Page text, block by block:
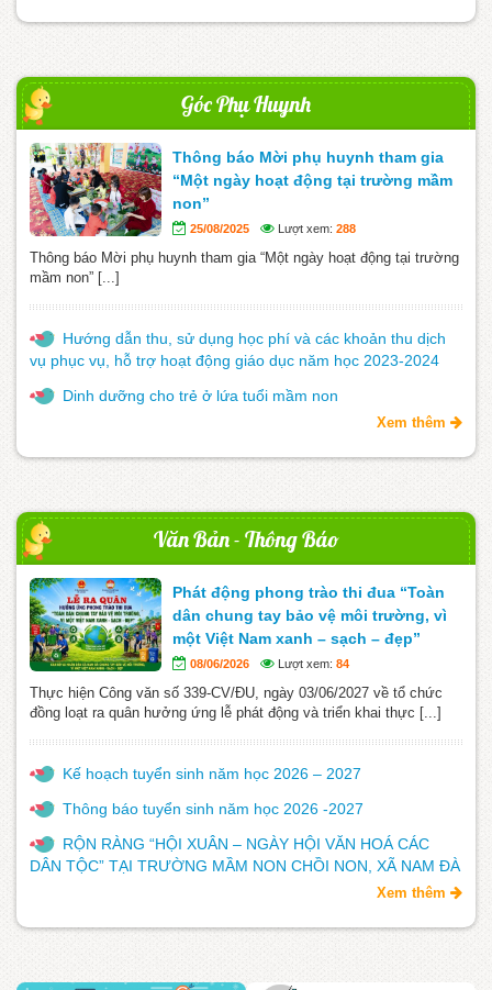
Góc Phụ Huynh
Thông báo Mời phụ huynh tham gia
“Một ngày hoạt động tại trường mầm
non”
25/08/2025 Lượt xem: 288
Thông báo Mời phụ huynh tham gia “Một ngày hoạt động tại trường
mầm non” [...]
Hướng dẫn thu, sử dụng học phí và các khoản thu dịch
vụ phục vụ, hỗ trợ hoạt động giáo dục năm học 2023-2024
Dinh dưỡng cho trẻ ở lứa tuổi mầm non
Xem thêm
Văn Bản - Thông Báo
Phát động phong trào thi đua “Toàn
dân chung tay bảo vệ môi trường, vì
một Việt Nam xanh – sạch – đẹp”
08/06/2026 Lượt xem: 84
Thực hiện Công văn số 339-CV/ĐU, ngày 03/06/2027 về tổ chức
đồng loạt ra quân hưởng ứng lễ phát động và triển khai thực [...]
Kế hoạch tuyển sinh năm học 2026 – 2027
Thông báo tuyển sinh năm học 2026 -2027
RỘN RÀNG “HỘI XUÂN – NGÀY HỘI VĂN HOÁ CÁC
DÂN TỘC” TẠI TRƯỜNG MẦM NON CHỒI NON, XÃ NAM ĐÀ
Xem thêm